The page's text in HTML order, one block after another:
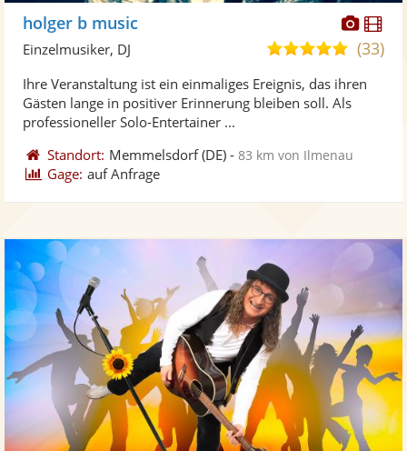
Fotos
holger b music
5,0
5
(33)
Einzelmusiker, DJ
Ihre Veranstaltung ist ein einmaliges Ereignis, das ihren
Gästen lange in positiver Erinnerung bleiben soll. Als
professioneller Solo-Entertainer ...
Standort: Memmelsdorf(DE) -83 km von Ilmenau
Gage: auf Anfrage